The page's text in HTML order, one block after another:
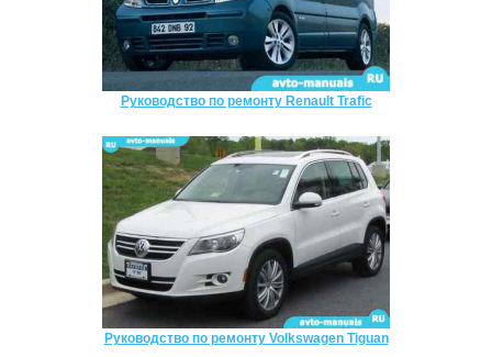
Руководство по ремонту Renault Trafic
Руководство по ремонту Volkswagen Tiguan